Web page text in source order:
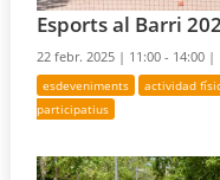
Esports al Barri
22 febr. 2025 | 11:00 - 14:00 |
esdeveniments actividad
participatius